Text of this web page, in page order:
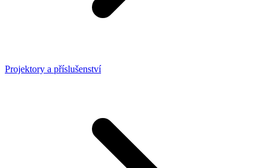
Projektory a příslušenství